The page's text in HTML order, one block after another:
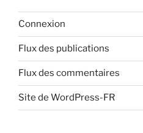
Connexion
Flux des publications
Flux des commentaires
Site de WordPress-FR